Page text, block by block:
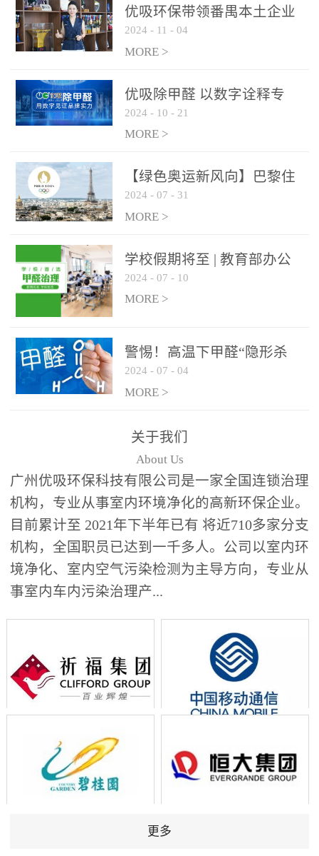
优吸环保带领番禺本​土企业
勇敢破局向“新”
2024 - 11 - 04
MORE >
优吸除甲醛 以数字诠释专
业，尽显除醛品牌实力！
2024 - 10 - 21
MORE >
【绿色奥运新风向】巴黎住
宿风波：优吸环保共建健康
绿色家居
2024 - 07 - 31
MORE >
学校假期将至 | 教育部办公
厅关于加强学校新建校舍室
内空气质量管理通知
2024 - 07 - 10
MORE >
警惕！高温下甲醛“隐形杀
手”来袭，你的家安全吗？
2024 - 07 - 04
MORE >
关于我们
About Us
广州优吸环保科技有限公司是一家全国连锁治理
机构，专业从事室内环境净化的高新环保企业。
目前累计至 2021年下半年已有 将近710多家分支
机构，全国职员已达到一千多人。公司以室内环
境净化、室内空气污染检测为主导方向，专业从
事室内车内污染治理产...
更多